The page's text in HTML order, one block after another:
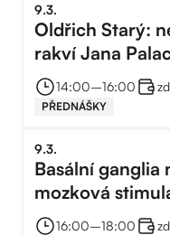
9.3.
Oldřich Starý:
rakví Jana
14:00–⁠16:00
PŘEDNÁŠKY
9.3.
Basální ganglia
mozková
Parkinsonovy
16:00–⁠18:00